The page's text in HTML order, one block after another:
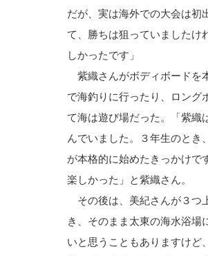
だが、実は海外での大会は初
て、勝ちは狙っていましたけ
しかったです」
紫織さんがボディボードを
で海釣りに行ったり、ロング
て海は遊び場だった。「紫織
んでいました。３年生のとき
が本格的に始めたきっかけで
楽しかった」と紫織さん。
その後は、美紀さんが３つ
き、そのまま太東の海水浴場
いと思うこともありますけど